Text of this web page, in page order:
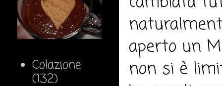
aperto un
non si è
Colazione
(132)